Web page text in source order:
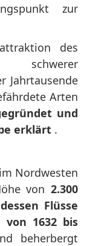
zur
des
Jahrtausende
Arten
und
erklärt .
Nordwesten
von 2.300
Flüsse
von 1632 bis
beherbergt